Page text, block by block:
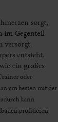
sorgt,
im Gegenteil
versorgt.
entsteht.
ein großes
oder
am besten mit der
kann